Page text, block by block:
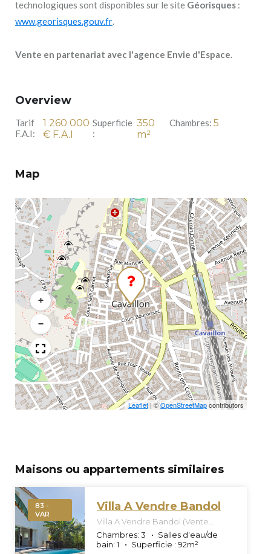
technologiques sont disponibles sur le site Géorisques :
www.georisques.gouv.fr.
Vente en partenariat avec l'agence Envie d'Espace.
Overview
Tarif
F.A.I:
1 260 000
€ F.A.I
Superficie
:
350
m²
Chambres: 5
Map
+
−
Leaflet | ©OpenStreetMapcontributors
Maisons ou appartements similaires
83 -
VAR
Villa A Vendre Bandol
Villa A Vendre Bandol (Vente
Confidentielle Off Market)
Chambres: 3
Salles d'eau/de
bain: 1 Superficie : 92m²